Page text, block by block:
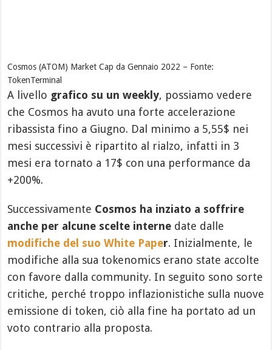
Cosmos (ATOM) Market Cap da Gennaio 2022 – Fonte:
TokenTerminal
A livello grafico su un weekly, possiamo vedere
che Cosmos ha avuto una forte accelerazione
ribassista fino a Giugno. Dal minimo a 5,55$ nei
mesi successivi è ripartito al rialzo, infatti in 3
mesi era tornato a 17$ con una performance da
+200%.
Successivamente Cosmos ha inziato a soffrire
anche per alcune scelte interne date dalle
modifiche del suo White Paper. Inizialmente, le
modifiche alla sua tokenomics erano state accolte
con favore dalla community. In seguito sono sorte
critiche, perché troppo inflazionistiche sulla nuove
emissione di token, ciò alla fine ha portato ad un
voto contrario alla proposta.